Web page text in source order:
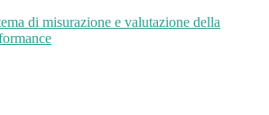
di misurazione e valutazione della